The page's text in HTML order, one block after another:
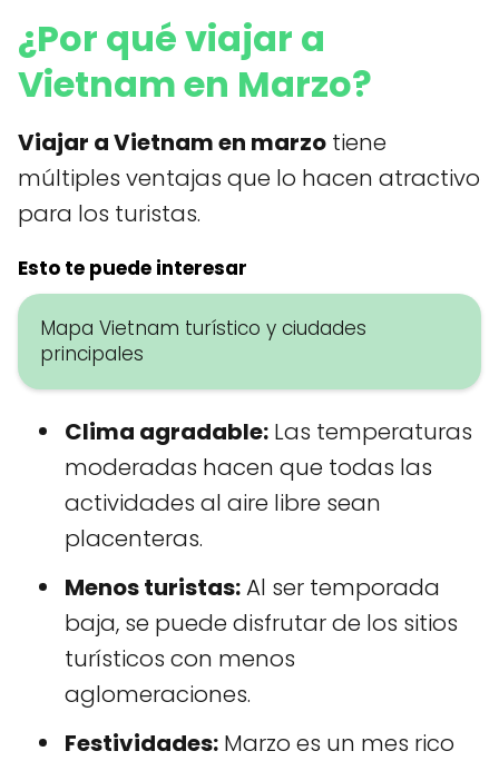
¿Por qué viajar a
Vietnam en Marzo?
Viajar a Vietnam en marzo tiene
múltiples ventajas que lo hacen atractivo
para los turistas.
Esto te puede interesar
Mapa Vietnam turístico y ciudades
principales
Clima agradable: Las temperaturas
moderadas hacen que todas las
actividades al aire libre sean
placenteras.
Menos turistas:Al ser temporada
baja, se puede disfrutar de los sitios
turísticos con menos
aglomeraciones.
Festividades: Marzo es un mes rico